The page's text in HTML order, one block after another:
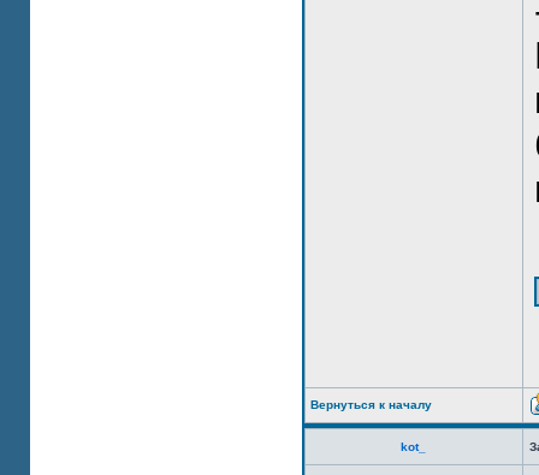
Вернуться к началу
kot_